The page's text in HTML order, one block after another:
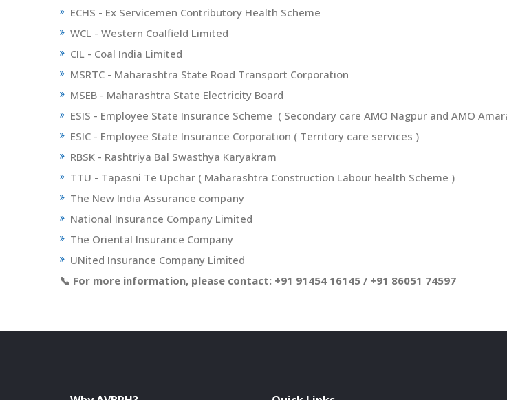
ECHS - Ex Servicemen Contributory Health Scheme
WCL - Western Coalfield Limited
CIL - Coal India Limited
MSRTC - Maharashtra State Road Transport Corporation
MSEB - Maharashtra State Electricity Board
ESIS - Employee State Insurance Scheme ( Secondary care AMO Nagpur and AMO
ESIC - Employee State Insurance Corporation ( Territory care services )
RBSK - Rashtriya Bal Swasthya Karyakram
TTU - Tapasni Te Upchar ( Maharashtra Construction Labour health Scheme )
The New India Assurance company
National Insurance Company Limited
The Oriental Insurance Company
UNited Insurance Company Limited
📞 For more information, please contact: +91 91454 16145 / +91 86051 74597